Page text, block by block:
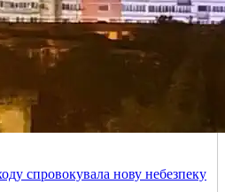
спровокувала нову небезпеку